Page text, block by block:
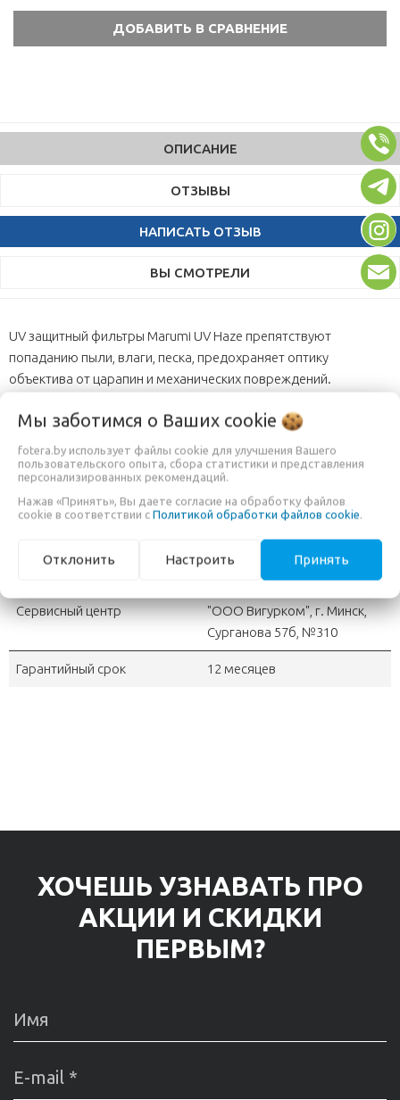
ОПИСАНИЕ
ОТЗЫВЫ
НАПИСАТЬ ОТЗЫВ
ВЫ СМОТРЕЛИ
UV защитный фильтры Marumi UV Haze препятствуют
попаданию пыли, влаги, песка, предохраняет оптику
объектива от царапин и механических повреждений.
фотофильтров Marumi UV Haze позволяет при сильном
солнечном свете делать качественные снимки, что особенно
актуально на море, на горных склонах, а так же и на открытых
пространствах.
ДОПОЛНИТЕЛЬНАЯ ИНФОРМАЦИЯ
Сервисный центр
"OOO Вигурком", г. Минск,
Сурганова 57б, №310
Гарантийный срок 12 месяцев
ХОЧЕШЬ УЗНАВАТЬ ПРО
АКЦИИ И СКИДКИ
ПЕРВЫМ?
Мы заботимся о Ваших cookie
fotera.by использует файлы cookie для улучшения Вашего
пользовательского опыта, сбора статистики и представления
персонализированных рекомендаций.
Нажав «Принять», Вы даете согласие на обработку файлов
cookie в соответствии с Политикой обработки файлов cookie.
Отклонить Настроить Принять